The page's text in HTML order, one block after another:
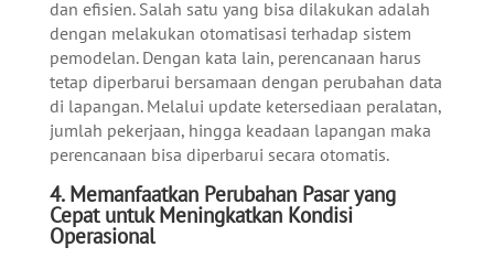
dan efisien. Salah satu yang bisa dilakukan adalah
dengan melakukan otomatisasi terhadap sistem
pemodelan. Dengan kata lain, perencanaan harus
tetap diperbarui bersamaan dengan perubahan data
di lapangan. Melalui update ketersediaan peralatan,
jumlah pekerjaan, hingga keadaan lapangan maka
perencanaan bisa diperbarui secara otomatis.
4. Memanfaatkan Perubahan Pasar yang
Cepat untuk Meningkatkan Kondisi
Operasional